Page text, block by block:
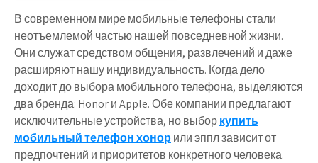
В современном мире мобильные телефоны стали
неотъемлемой частью нашей повседневной жизни.
Они служат средством общения, развлечений и даже
расширяют нашу индивидуальность. Когда дело
доходит до выбора мобильного телефона, выделяются
два бренда: Honor и Apple. Обе компании предлагают
исключительные устройства, но выборкупить
мобильный телефон хонорили эппл зависит от
предпочтений и приоритетов конкретного человека.